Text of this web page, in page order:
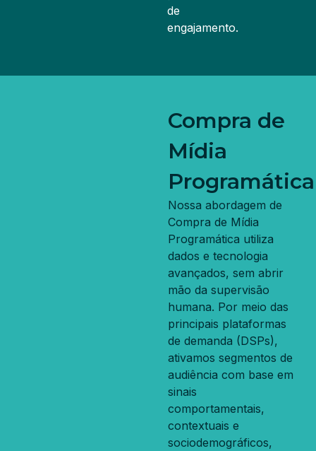
de
engajamento.
Compra de
Mídia
Programática
Nossa abordagem de
Compra de Mídia
Programática utiliza
dados e tecnologia
avançados, sem abrir
mão da supervisão
humana. Por meio das
principais plataformas
de demanda (DSPs),
ativamos segmentos de
audiência com base em
sinais
comportamentais,
contextuais e
sociodemográficos,